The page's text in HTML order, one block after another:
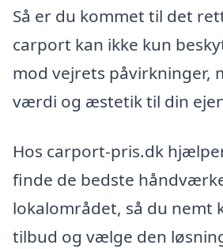
Så er du kommet til det
carport kan ikke kun
mod vejrets påvirkninger,
værdi og æstetik til din
Hos carport-pris.dk
finde de bedste
lokalområdet, så du nemt
tilbud og vælge den